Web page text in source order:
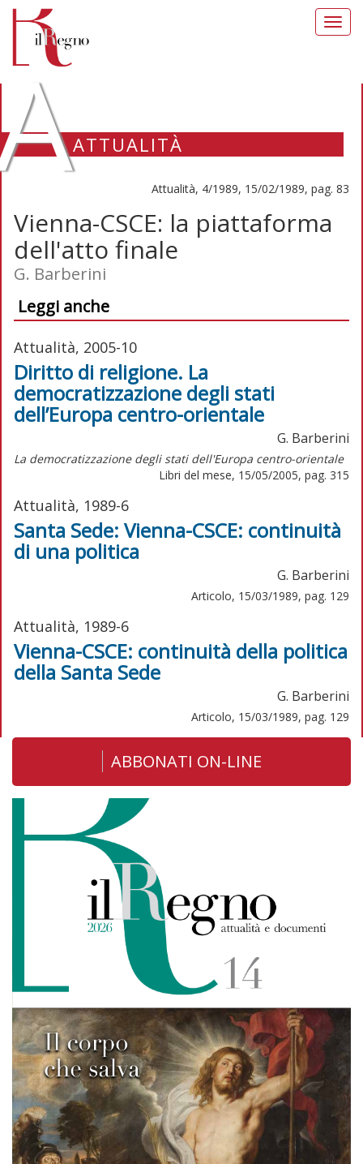
ATTUALITÀ
Attualità, 4/1989, 15/02/1989, pag. 83
Vienna-CSCE: la piattaforma
dell'atto finale
G. Barberini
Leggi anche
Attualità, 2005-10
Diritto di religione. La
democratizzazione degli stati
dell’Europa centro-orientale
G. Barberini
La democratizzazione degli stati dell'Europa centro-orientale
Libri del mese, 15/05/2005, pag. 315
Attualità, 1989-6
Santa Sede: Vienna-CSCE: continuità
di una politica
G. Barberini
Articolo, 15/03/1989, pag. 129
Attualità, 1989-6
Vienna-CSCE: continuità della politica
della Santa Sede
G. Barberini
Articolo, 15/03/1989, pag. 129
ABBONATI ON-LINE